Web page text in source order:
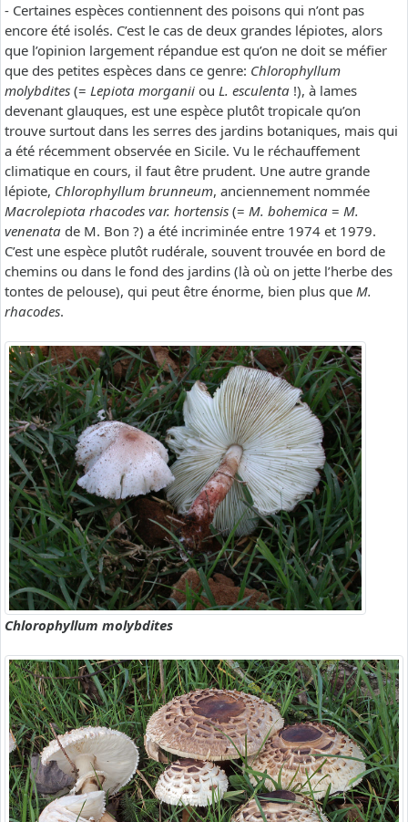
- Certaines espèces contiennent des poisons qui n’ont pas
encore été isolés. C’est le cas de deux grandes lépiotes, alors
que l’opinion largement répandue est qu’on ne doit se méfier
que des petites espèces dans ce genre: Chlorophyllum
molybdites (= Lepiota morganii ou L. esculenta !), à lames
devenant glauques, est une espèce plutôt tropicale qu’on
trouve surtout dans les serres des jardins botaniques, mais qui
a été récemment observée en Sicile. Vu le réchauffement
climatique en cours, il faut être prudent. Une autre grande
lépiote, Chlorophyllum brunneum, anciennement nommée
Macrolepiota rhacodes var. hortensis (= M. bohemica = M.
venenata de M. Bon ?) a été incriminée entre 1974 et 1979.
C’est une espèce plutôt rudérale, souvent trouvée en bord de
chemins ou dans le fond des jardins (là où on jette l’herbe des
tontes de pelouse), qui peut être énorme, bien plus que M.
rhacodes.
Chlorophyllum molybdites